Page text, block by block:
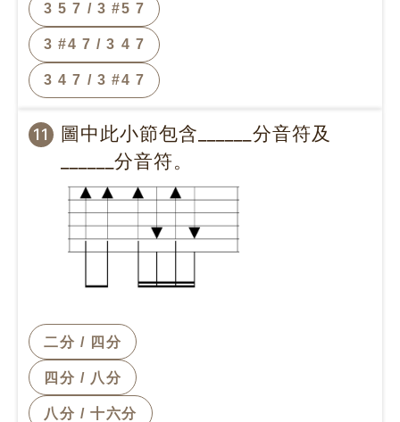
3 5 7 / 3 #5 7
3 #4 7 / 3 4 7
3 4 7 / 3 #4 7
11
圖中此小節包含______分音符及
______分音符。
二分 / 四分
四分 / 八分
八分 / 十六分